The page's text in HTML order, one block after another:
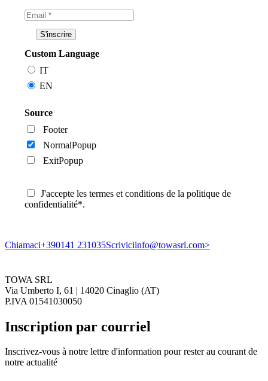
Custom Language
IT
EN
Source
Footer
NormalPopup
ExitPopup
J'accepte les termes et conditions de la politique de
confidentialité*.
Chiamaci+390141 231035Scriviciinfo@towasrl.com>
TOWA SRL
Via Umberto I, 61 | 14020 Cinaglio (AT)
P.IVA 01541030050
Inscription par courriel
Inscrivez-vous à notre lettre d'information pour rester au courant de
notre actualité